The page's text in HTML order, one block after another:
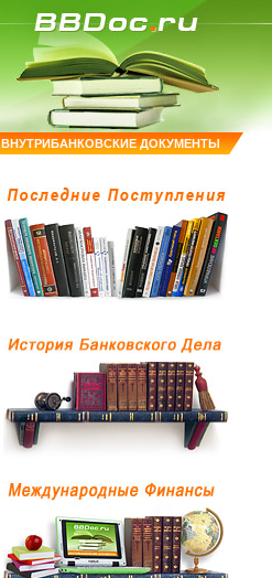
ВНУТРИБАНКОВСКИЕ ДОКУМЕНТЫ